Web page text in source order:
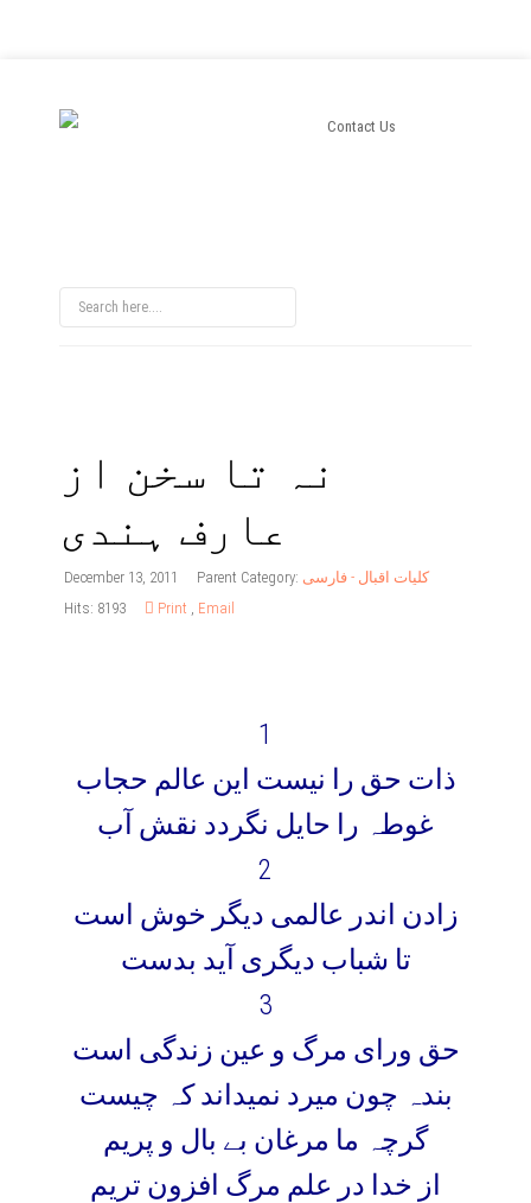
Contact Us
نہ تا سخن از
عارف ہندی
December 13, 2011 Parent Category: کلیات اقبال - فارسی
Hits: 8193
Print , Email
1
ذات حق را نیست این عالم حجاب
غوطہ را حایل نگردد نقش آب
2
زادن اندر عالمی دیگر خوش است
تا شباب دیگری آید بدست
3
حق ورای مرگ و عین زندگی است
بندہ چون میرد نمیداند کہ چیست
گرچہ ما مرغان بے بال و پریم
از خدا در علم مرگ افزون تریم